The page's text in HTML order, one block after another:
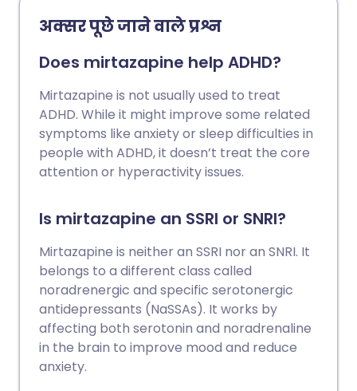
अक्सर पूछे जाने वाले प्रश्न
Does mirtazapine help ADHD?
Mirtazapine is not usually used to treat
ADHD. While it might improve some related
symptoms like anxiety or sleep difficulties in
people with ADHD, it doesn’t treat the core
attention or hyperactivity issues.
Is mirtazapine an SSRI or SNRI?
Mirtazapine is neither an SSRI nor an SNRI. It
belongs to a different class called
noradrenergic and specific serotonergic
antidepressants (NaSSAs). It works by
affecting both serotonin and noradrenaline
in the brain to improve mood and reduce
anxiety.